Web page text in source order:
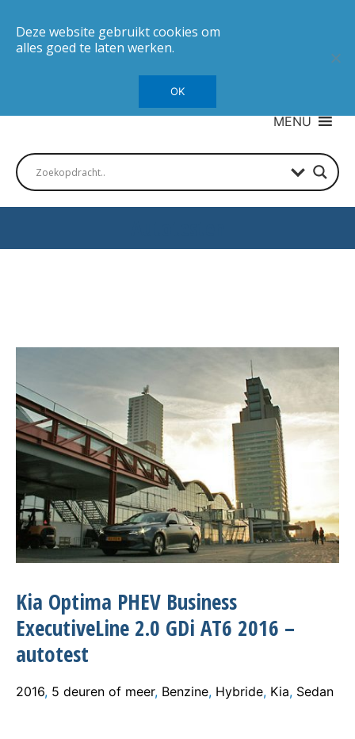
MENU
Kia Optima PHEV Business
ExecutiveLine 2.0 GDi AT6 2016 –
autotest
2016, 5 deuren of meer, Benzine, Hybride, Kia, Sedan
Deze website gebruikt cookies om
alles goed te laten werken.
OK